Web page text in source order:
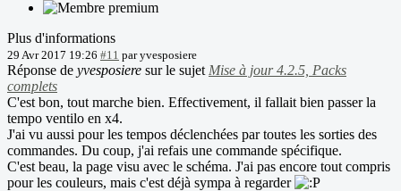
Plus d'informations
29 Avr 2017 19:26 #11 paryvesposiere
Réponse de yvesposiere sur le sujet Mise à jour 4.2.5, Packs
complets
C'est bon, tout marche bien. Effectivement, il fallait bien passer la
tempo ventilo en x4.
J'ai vu aussi pour les tempos déclenchées par toutes les sorties des
commandes. Du coup, j'ai refais une commande spécifique.
C'est beau, la page visu avec le schéma. J'ai pas encore tout compris
pour les couleurs, mais c'est déjà sympa à regarder